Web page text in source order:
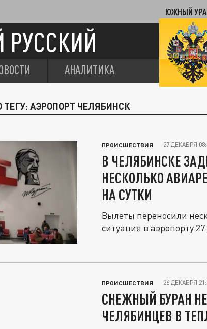
ЮЖНЫЙ
РУССКИЙ
АНАЛИТИКА
АЭРОПОРТ ЧЕЛЯБИНСК
ПРОИСШЕСТВИЯ 27 ДЕКАБРЯ
В ЧЕЛЯБИНСКЕ
НЕСКОЛЬКО
НА СУТКИ
Вылеты переносили
ситуация в аэропорту
ПРОИСШЕСТВИЯ 26 ДЕКАБРЯ
СНЕЖНЫЙ БУРАН
ЧЕЛЯБИНЦЕВ В